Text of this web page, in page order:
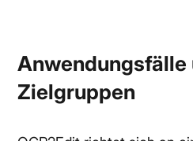
Anwendungsfälle
Zielgruppen